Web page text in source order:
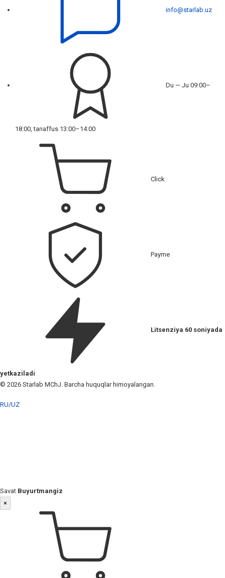
info@starlab.uz
Du — Ju 09:00–
18:00, tanaffus 13:00–14:00
Click
Payme
Litsenziya 60 soniyada
yetkaziladi
© 2026 Starlab MChJ. Barcha huquqlar himoyalangan.
RU/UZ
Savat Buyurtmangiz
×